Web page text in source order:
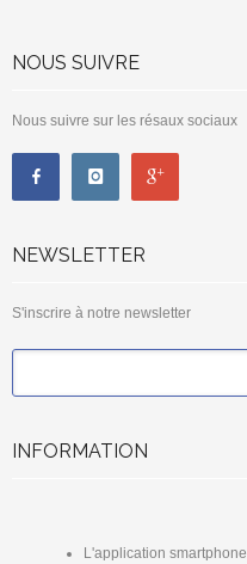
NOUS SUIVRE
Nous suivre sur les résaux sociaux
NEWSLETTER
S'inscrire à notre newsletter
INFORMATION
L'application smartphone